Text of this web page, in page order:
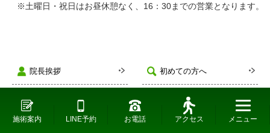
院長挨拶 初めての方へ
施術の流れ アクセスマップ
※土曜日・祝日はお昼休憩なく、16：30までの営業となります。
施術案内 LINE予約 お電話 アクセス メニュー